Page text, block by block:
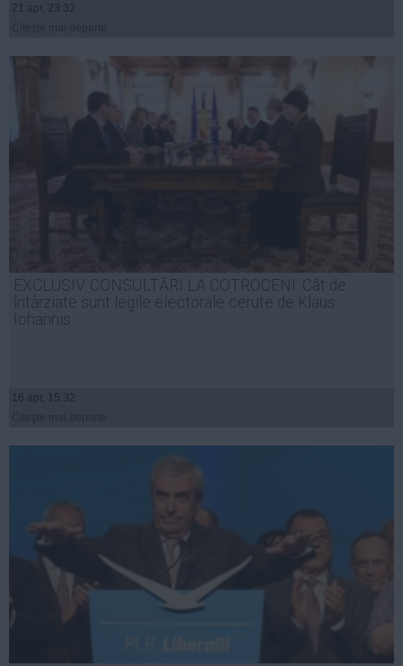
21 apr, 23:32
EXCLUSIV. CONSULTĂRI LA COTROCENI: Cât de
întârziate sunt legile electorale cerute de Klaus
Iohannis
16 apr, 15:32